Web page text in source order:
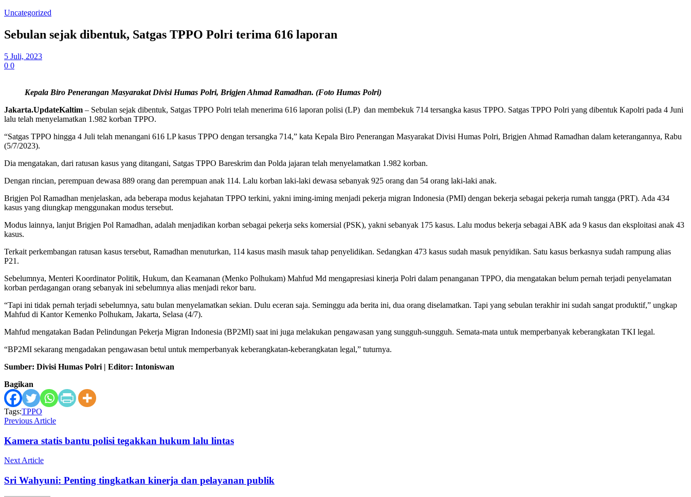
Uncategorized
Sebulan sejak dibentuk, Satgas TPPO Polri terima 616 laporan
5 Juli, 2023
0 0
Kepala Biro Penerangan Masyarakat Divisi Humas Polri, Brigjen Ahmad Ramadhan. (Foto Humas Polri)
Jakarta.UpdateKaltim – Sebulan sejak dibentuk, Satgas TPPO Polri telah menerima 616 laporan polisi (LP) dan membekuk 714 tersangka kasus TPPO. Satgas TPPO Polri yang dibentuk Kapolri pada 4 Juni
lalu telah menyelamatkan 1.982 korban TPPO.
“Satgas TPPO hingga 4 Juli telah menangani 616 LP kasus TPPO dengan tersangka 714,” kata Kepala Biro Penerangan Masyarakat Divisi Humas Polri, Brigjen Ahmad Ramadhan dalam keterangannya, Rabu
(5/7/2023).
Dia mengatakan, dari ratusan kasus yang ditangani, Satgas TPPO Bareskrim dan Polda jajaran telah menyelamatkan 1.982 korban.
Dengan rincian, perempuan dewasa 889 orang dan perempuan anak 114. Lalu korban laki-laki dewasa sebanyak 925 orang dan 54 orang laki-laki anak.
Brigjen Pol Ramadhan menjelaskan, ada beberapa modus kejahatan TPPO terkini, yakni iming-iming menjadi pekerja migran Indonesia (PMI) dengan bekerja sebagai pekerja rumah tangga (PRT). Ada 434
kasus yang diungkap menggunakan modus tersebut.
Modus lainnya, lanjut Brigjen Pol Ramadhan, adalah menjadikan korban sebagai pekerja seks komersial (PSK), yakni sebanyak 175 kasus. Lalu modus bekerja sebagai ABK ada 9 kasus dan eksploitasi anak 43
kasus.
Terkait perkembangan ratusan kasus tersebut, Ramadhan menuturkan, 114 kasus masih masuk tahap penyelidikan. Sedangkan 473 kasus sudah masuk penyidikan. Satu kasus berkasnya sudah rampung alias
P21.
Sebelumnya, Menteri Koordinator Politik, Hukum, dan Keamanan (Menko Polhukam) Mahfud Md mengapresiasi kinerja Polri dalam penanganan TPPO, dia mengatakan belum pernah terjadi penyelamatan
korban perdagangan orang sebanyak ini sebelumnya alias menjadi rekor baru.
“Tapi ini tidak pernah terjadi sebelumnya, satu bulan menyelamatkan sekian. Dulu eceran saja. Seminggu ada berita ini, dua orang diselamatkan. Tapi yang sebulan terakhir ini sudah sangat produktif,” ungkap
Mahfud di Kantor Kemenko Polhukam, Jakarta, Selasa (4/7).
Mahfud mengatakan Badan Pelindungan Pekerja Migran Indonesia (BP2MI) saat ini juga melakukan pengawasan yang sungguh-sungguh. Semata-mata untuk memperbanyak keberangkatan TKI legal.
“BP2MI sekarang mengadakan pengawasan betul untuk memperbanyak keberangkatan-keberangkatan legal,” tuturnya.
Sumber: Divisi Humas Polri | Editor: Intoniswan
Bagikan
Tags:TPPO
Previous Article
Kamera statis bantu polisi tegakkan hukum lalu lintas
Next Article
Sri Wahyuni: Penting tingkatkan kinerja dan pelayanan publik